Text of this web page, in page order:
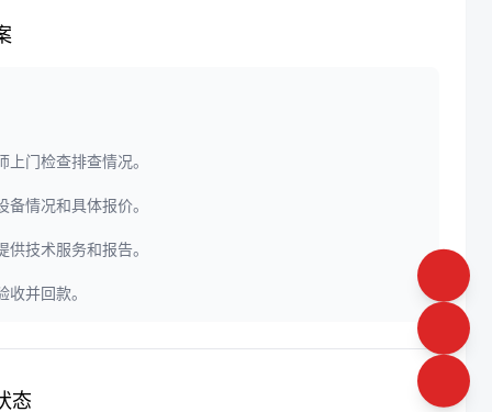
上门检查排查情况。
备情况和具体报价。
供技术服务和报告。
收并回款。
态